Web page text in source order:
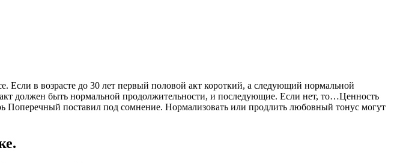
Если в возрасте до 30 лет первый половой акт короткий, а следующий нормальной
должен быть нормальной продолжительности, и последующие. Если нет, то…Ценность
Поперечный поставил под сомнение. Нормализовать или продлить любовный тонус могут